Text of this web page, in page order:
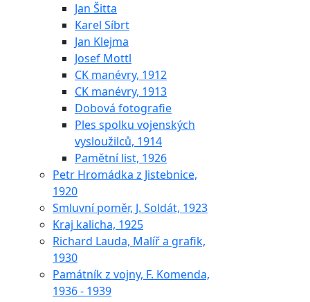
Jan Šitta
Karel Síbrt
Jan Klejma
Josef Mottl
CK manévry, 1912
CK manévry, 1913
Dobová fotografie
Ples spolku vojenských
vysloužilců, 1914
Pamětní list, 1926
Petr Hromádka z Jistebnice,
1920
Smluvní poměr, J. Soldát, 1923
Kraj kalicha, 1925
Richard Lauda, Malíř a grafik,
1930
Památník z vojny, F. Komenda,
1936 - 1939